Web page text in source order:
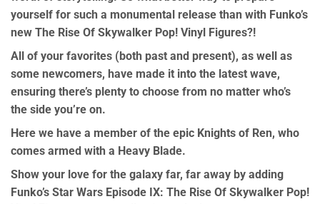
yourself for such a monumental release than with Funko’s
new The Rise Of Skywalker Pop! Vinyl Figures?!
All of your favorites (both past and present), as well as
some newcomers, have made it into the latest wave,
ensuring there’s plenty to choose from no matter who’s
the side you’re on.
Here we have a member of the epic Knights of Ren, who
comes armed with a Heavy Blade.
Show your love for the galaxy far, far away by adding
Funko’s Star Wars Episode IX: The Rise Of Skywalker Pop!